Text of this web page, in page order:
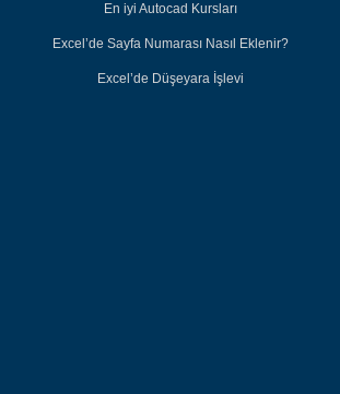
En iyi Autocad Kursları
Excel’de Sayfa Numarası Nasıl Eklenir?
Excel’de Düşeyara İşlevi